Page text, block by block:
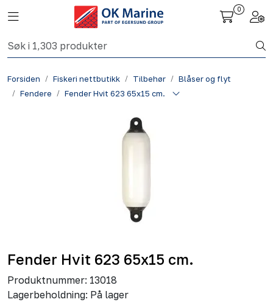
Skip to main content
Toggle navigation
0
Forsiden Fiskeri nettbutikk Tilbehør
Blåser og flyt
Fendere
Fender Hvit 623 65x15 cm.
Fender Hvit 623 65x15 cm.
Produktnummer: 13018
Lagerbeholdning: På lager
Fiskeri nettbutikk
Havbruk